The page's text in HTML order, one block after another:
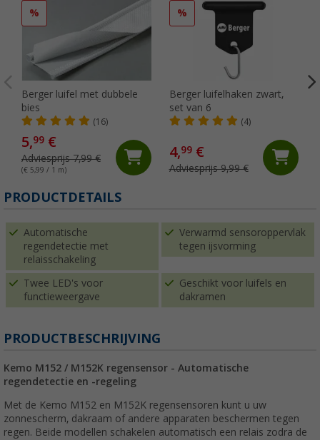
%
Berger luifel met dubbele
bies
(16)
5,99 €
Adviesprijs 7,99 €
(€ 5,99 / 1 m)
%
Berger luifelhaken zwart,
set van 6
(4)
4,99€
Adviesprijs 9,99 €
PRODUCTDETAILS
Automatische
regendetectie met
relaisschakeling
Verwarmd sensoroppervlak
tegen ijsvorming
Twee LED's voor
functieweergave
Geschikt voor luifels en
dakramen
PRODUCTBESCHRIJVING
Kemo M152 / M152K regensensor - Automatische
regendetectie en -regeling
Met de Kemo M152 en M152K regensensoren kunt u uw
zonnescherm, dakraam of andere apparaten beschermen tegen
regen. Beide modellen schakelen automatisch een relais zodra de